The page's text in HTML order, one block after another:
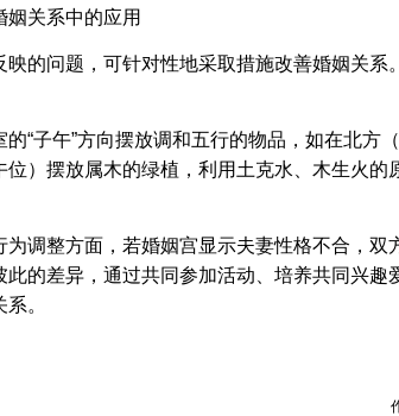
姻关系中的应用
映的问题，可针对性地采取措施改善婚姻关系
的“子午”方向摆放调和五行的物品，如在北方
位）摆放属木的绿植，利用土克水、木生火的
为调整方面，若婚姻宫显示夫妻性格不合，双
此的差异，通过共同参加活动、培养共同兴趣
。